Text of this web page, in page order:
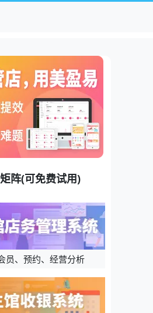
阵(可免费试用)
员、预约、经营分析